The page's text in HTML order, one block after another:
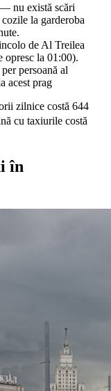
nu există scări
la garderoba
de Al Treilea
opresc la 01:00).
persoană al
acest prag
zilnice costă 644
cu taxiurile costă
în